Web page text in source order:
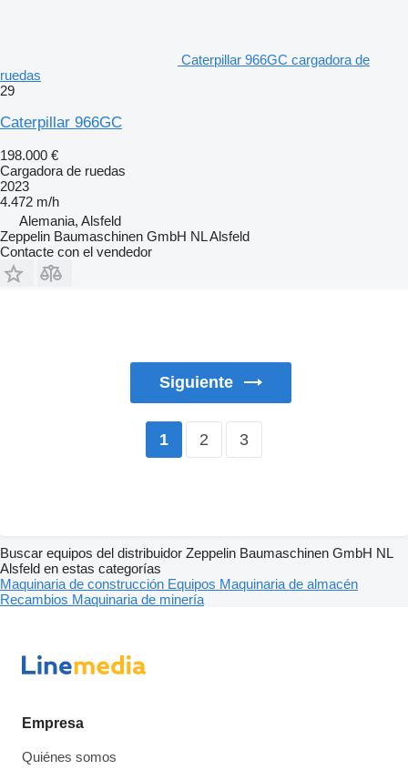
Caterpillar 966GC cargadora de
ruedas
29
Caterpillar 966GC
198.000 €
Cargadora de ruedas
2023
4.472 m/h
Alemania, Alsfeld
Zeppelin Baumaschinen GmbH NL Alsfeld
Contacte con el vendedor
Siguiente
1 2 3
Buscar equipos del distribuidor Zeppelin Baumaschinen GmbH NL
Alsfeld en estas categorías
Maquinaria de construcción Equipos Maquinaria de almacén
Recambios Maquinaria de minería
Empresa
Quiénes somos